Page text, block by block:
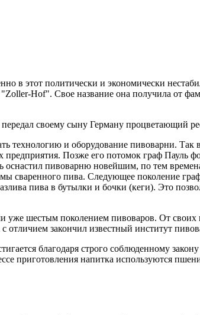
в этот политически и экономически
Hof". Свое название она получила от
своему сыну Герману процветающий
технологию и оборудование пивоварни.
Позже его потомок граф Пауль
оснастил пивоварню новейшим, по тем
сваренного пива. Следующее поколение
пива в бутылки и бочки (кеги). Это
шестым поколением пивоваров. От своих
отличием закончил известный институт
благодаря строго соблюденному
приготовления напитка используются